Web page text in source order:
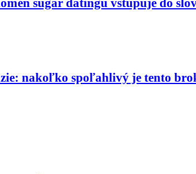
sugar datingu vstupuje do
nakoľko spoľahlivý je tento